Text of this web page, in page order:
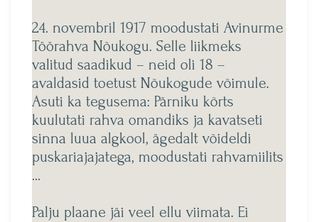
24. novembril 1917 moodustati Avinurme
Töörahva Nõukogu. Selle liikmeks
valitud saadikud – neid oli 18 –
avaldasid toetust Nõukogude võimule.
Asuti ka tegusema: Pärniku kõrts
kuulutati rahva omandiks ja kavatseti
sinna luua algkool, ägedalt võideldi
puskariajajatega, moodustati rahvamiilits
…
Palju plaane jäi veel ellu viimata. Ei